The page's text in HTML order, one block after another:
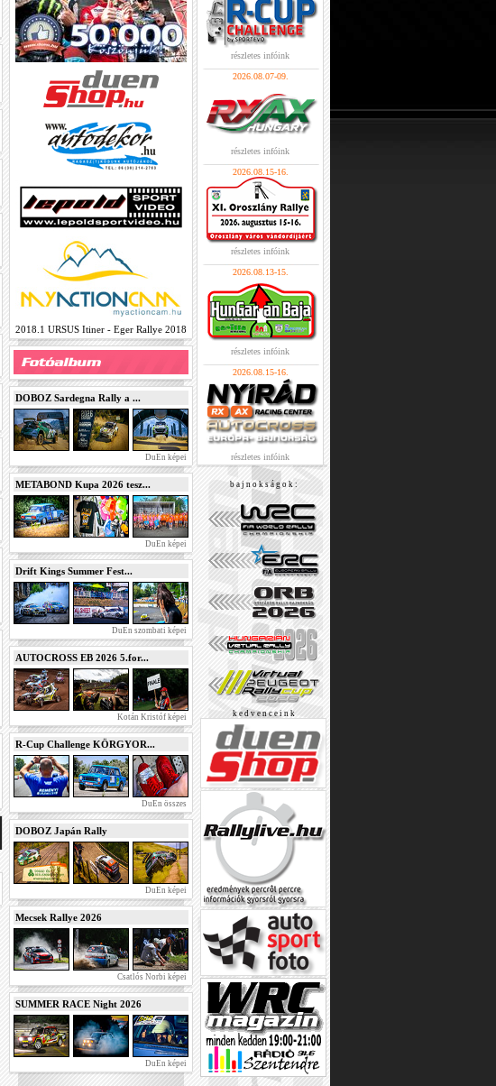
2018.1 URSUS Itiner - Eger Rallye 2018
DOBOZ Sardegna Rally a ...
DuEn képei
METABOND Kupa 2026 tesz...
DuEn képei
Drift Kings Summer Fest...
DuEn szombati képei
AUTOCROSS EB 2026 5.for...
Kotán Kristóf képei
R-Cup Challenge KÖRGYOR...
DuEn összes
DOBOZ Japán Rally
DuEn képei
Mecsek Rallye 2026
Csatlós Norbi képei
SUMMER RACE Night 2026
DuEn képei
részletes infóink
2026.08.07-09.
részletes infóink
2026.08.15-16.
részletes infóink
2026.08.13-15.
részletes infóink
2026.08.15-16.
részletes infóink
b a j n o k s á g o k :
k e d v e n c e i n k